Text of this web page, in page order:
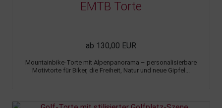
EMTB Torte
ab 130,00 EUR
Mountainbike-Torte mit Alpenpanorama – personalisierbare
Motivtorte für Biker, die Freiheit, Natur und neue Gipfel...